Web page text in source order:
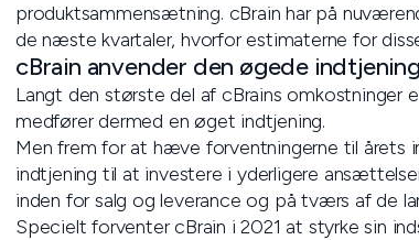
produktsammensætning. cBrain har på
de næste kvartaler, hvorfor estimaterne for
cBrain anvender den øgede
Langt den største del af cBrains
medfører dermed en øget indtjening.
Men frem for at hæve forventningerne til årets
indtjening til at investere i yderligere
inden for salg og leverance og på tværs af de
Specielt forventer cBrain i 2021 at styrke sin